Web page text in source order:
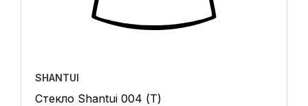
SHANTUI
Стекло Shantui 004 (Т)